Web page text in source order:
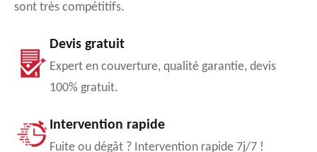
sont très compétitifs.
Devis gratuit
Expert en couverture, qualité garantie, devis
100% gratuit.
Intervention rapide
Fuite ou dégât ? Intervention rapide 7j/7 !